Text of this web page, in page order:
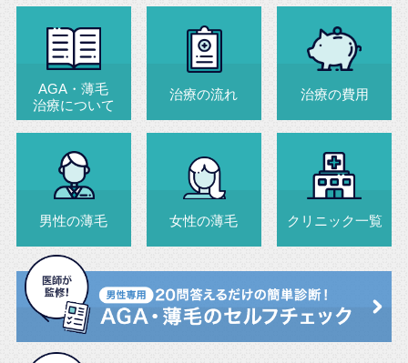
AGA・薄毛
治療について
治療の流れ 治療の費用
男性の薄毛 女性の薄毛 クリニック一覧